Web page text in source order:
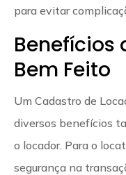
para evitar
Benefícios
Bem Feito
Um Cadastro de
diversos benefícios
o locador. Para o
segurança na